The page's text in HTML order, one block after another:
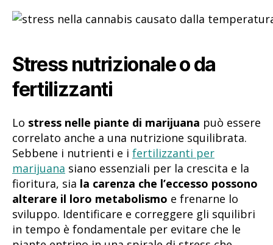
Stress nutrizionale o da
fertilizzanti
Lo stress nelle piante di marijuana può essere
correlato anche a una nutrizione squilibrata.
Sebbene i nutrienti e i fertilizzanti per
marijuana siano essenziali per la crescita e la
fioritura, sia la carenza che l’eccesso possono
alterare il loro metabolismo e frenarne lo
sviluppo. Identificare e correggere gli squilibri
in tempo è fondamentale per evitare che le